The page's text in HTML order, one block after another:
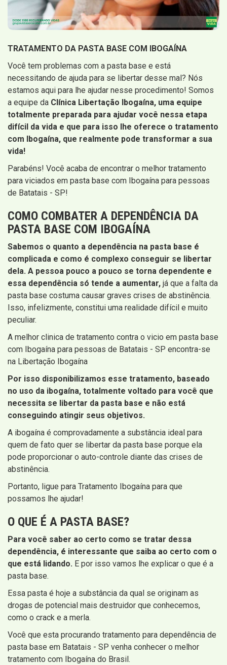
TRATAMENTO DA PASTA BASE COM IBOGAÍNA
Você tem problemas com a pasta base e está
necessitando de ajuda para se libertar desse mal? Nós
estamos aqui para lhe ajudar nesse procedimento! Somos
a equipe da Clínica Libertação Ibogaína, uma equipe
totalmente preparada para ajudar você nessa etapa
difícil da vida e que para isso lhe oferece o tratamento
com Ibogaína, que realmente pode transformar a sua
vida!
Parabéns! Você acaba de encontrar o melhor tratamento
para viciados em pasta base com Ibogaína para pessoas
de Batatais - SP!
COMO COMBATER A DEPENDÊNCIA DA
PASTA BASE COM IBOGAÍNA
Sabemos o quanto a dependência na pasta base é
complicada e como é complexo conseguir se libertar
dela. A pessoa pouco a pouco se torna dependente e
essa dependência só tende a aumentar, já que a falta da
pasta base costuma causar graves crises de abstinência.
Isso, infelizmente, constitui uma realidade difícil e muito
peculiar.
A melhor clinica de tratamento contra o vicio em pasta base
com Ibogaína para pessoas de Batatais - SP encontra-se
na Libertação Ibogaína
Por isso disponibilizamos esse tratamento, baseado
no uso da ibogaína, totalmente voltado para você que
necessita se libertar da pasta base e não está
conseguindo atingir seus objetivos.
A ibogaína é comprovadamente a substância ideal para
quem de fato quer se libertar da pasta base porque ela
pode proporcionar o auto-controle diante das crises de
abstinência.
Portanto, ligue para Tratamento Ibogaína para que
possamos lhe ajudar!
O QUE É A PASTA BASE?
Para você saber ao certo como se tratar dessa
dependência, é interessante que saiba ao certo com o
que está lidando. E por isso vamos lhe explicar o que é a
pasta base.
Essa pasta é hoje a substância da qual se originam as
drogas de potencial mais destruidor que conhecemos,
como o crack e a merla.
Você que esta procurando tratamento para dependência de
pasta base em Batatais - SP venha conhecer o melhor
tratamento com Ibogaína do Brasil.